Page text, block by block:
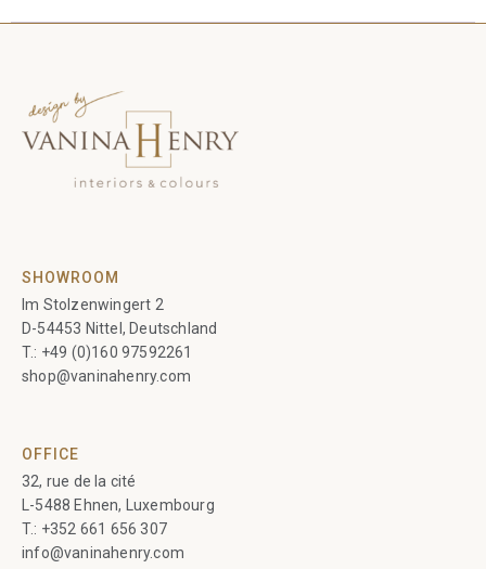
SHOWROOM
Im Stolzenwingert 2
D-54453 Nittel, Deutschland
T.: +49 (0)160 97592261
shop@vaninahenry.com
OFFICE
32, rue de la cité
L-5488 Ehnen, Luxembourg
T.: +352 661 656 307
info@vaninahenry.com